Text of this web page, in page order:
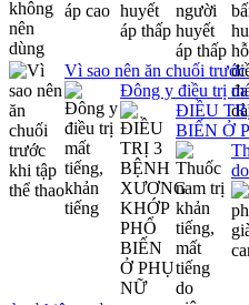
Vì sao nên ăn chuối
Đông y điều trị
ĐIỀU
BIẾN Ở